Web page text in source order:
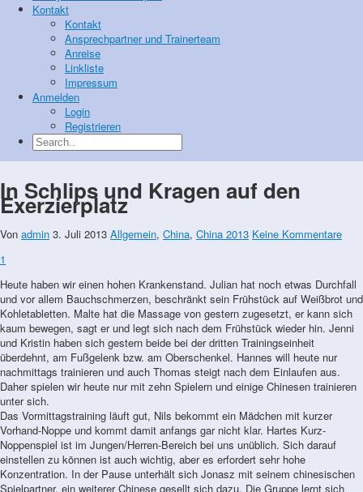
Kontakt
Kontakt
Ansprechpartner und Trainerteam
Anreise
Linkliste
Impressum
Anmelden
Login
Registrieren
In Schlips und Kragen auf den
Exerzierplatz
Von admin 3. Juli 2013 Allgemein, China, China 2013 Keine Kommentare
1
Heute haben wir einen hohen Krankenstand. Julian hat noch etwas Durchfall
und vor allem Bauchschmerzen, beschränkt sein Frühstück auf Weißbrot und
Kohletabletten. Malte hat die Massage von gestern zugesetzt, er kann sich
kaum bewegen, sagt er und legt sich nach dem Frühstück wieder hin. Jenni
und Kristin haben sich gestern beide bei der dritten Trainingseinheit
überdehnt, am Fußgelenk bzw. am Oberschenkel. Hannes will heute nur
nachmittags trainieren und auch Thomas steigt nach dem Einlaufen aus.
Daher spielen wir heute nur mit zehn Spielern und einige Chinesen trainieren
unter sich.
Das Vormittagstraining läuft gut, Nils bekommt ein Mädchen mit kurzer
Vorhand-Noppe und kommt damit anfangs gar nicht klar. Hartes Kurz-
Noppenspiel ist im Jungen/Herren-Bereich bei uns unüblich. Sich darauf
einstellen zu können ist auch wichtig, aber es erfordert sehr hohe
Konzentration. In der Pause unterhält sich Jonasz mit seinem chinesischen
Spielpartner, ein weiterer Chinese gesellt sich dazu. Die Gruppe lernt sich